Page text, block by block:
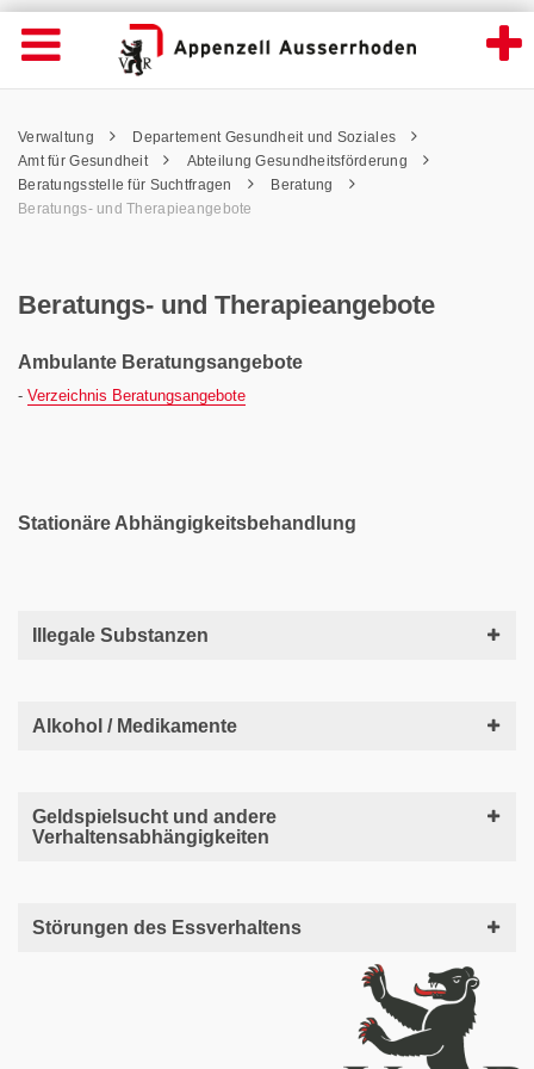
Beratungs- und Therapieangebote -
Wichtige
Seiten
Home
Inhalt
Kontakt
Sitemap
Metanavigation
Navigation öffnen
Inhalt
Pfadnavigation
Verwaltung
Departement Gesundheit und Soziales
Amt für Gesundheit
Abteilung Gesundheitsförderung
Beratungsstelle für Suchtfragen
Beratung
Beratungs- und Therapieangebote
Beratungs- und Therapieangebote
Ambulante Beratungsangebote
- Verzeichnis Beratungsangebote
Stationäre Abhängigkeitsbehandlung
Illegale Substanzen
Alkohol / Medikamente
Geldspielsucht und andere
Verhaltensabhängigkeiten
Störungen des Essverhaltens